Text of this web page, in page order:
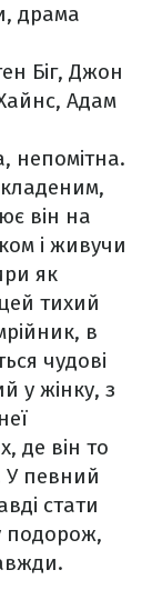
драма
Біг, Джон
Адам
непомітна.
він на
і живучи
як
тихий
в
чудові
у жінку, з
де він то
У певний
стати
подорож,